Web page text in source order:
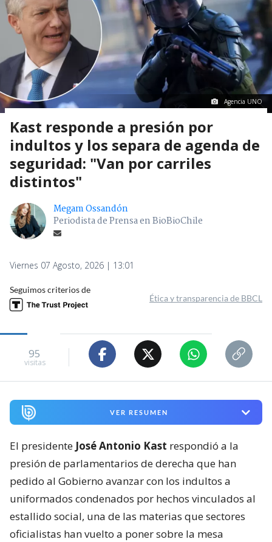
Agencia UNO
Kast responde a presión por
indultos y los separa de agenda de
seguridad: "Van por carriles
distintos"
Megam Ossandón
Periodista de Prensa en BioBioChile
Viernes 07 Agosto, 2026 | 13:01
Seguimos criterios de
Ética y transparencia de BBCL
95
visitas
VER RESUMEN
El presidente José Antonio Kast respondió a la
presión de parlamentarios de derecha que han
pedido al Gobierno avanzar con los indultos a
uniformados condenados por hechos vinculados al
estallido social, una de las materias que sectores
oficialistas han vuelto a poner sobre la mesa